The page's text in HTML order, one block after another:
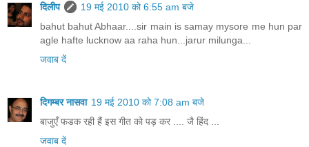
दिलीप
19 मई 2010 को 6:55 am बजे
bahut bahut Abhaar....sir main is samay mysore me hun par
agle hafte lucknow aa raha hun...jarur milunga...
जवाब दें
दिगम्बर नासवा 19 मई 2010 को 7:08 am बजे
बाजुएँ फडक रही हैं इस गीत को पड़ कर .... जै हिंद ...
जवाब दें